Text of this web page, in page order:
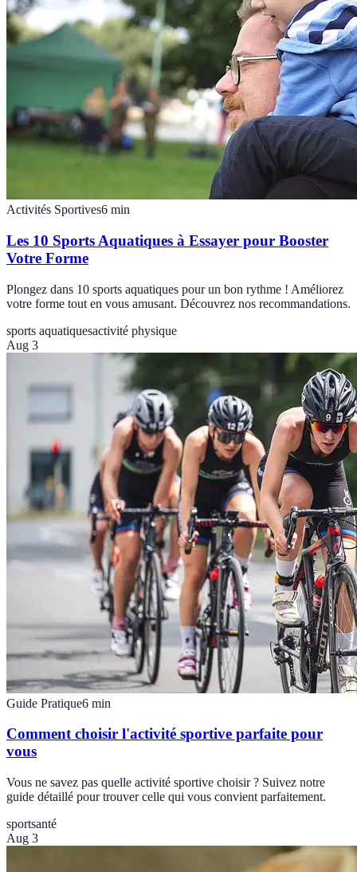
Activités Sportives6 min
Les 10 Sports Aquatiques à Essayer pour Booster
Votre Forme
Plongez dans 10 sports aquatiques pour un bon rythme ! Améliorez
votre forme tout en vous amusant. Découvrez nos recommandations.
sports aquatiquesactivité physique
Aug 3
Guide Pratique6 min
Comment choisir l'activité sportive parfaite pour
vous
Vous ne savez pas quelle activité sportive choisir ? Suivez notre
guide détaillé pour trouver celle qui vous convient parfaitement.
sportsanté
Aug 3